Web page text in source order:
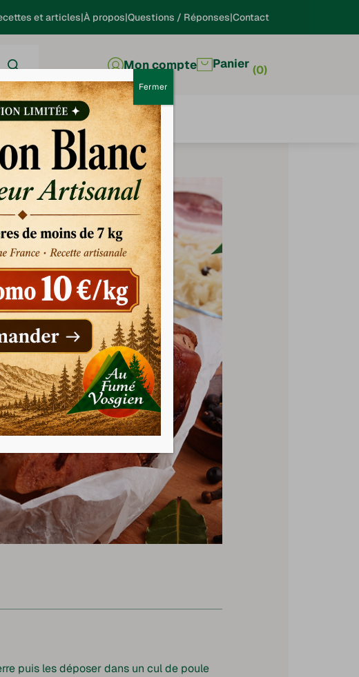
et articles À propos Questions / Réponses Contact
Mon compte Panier 0
puis les déposer dans un cul de poule
Fermer